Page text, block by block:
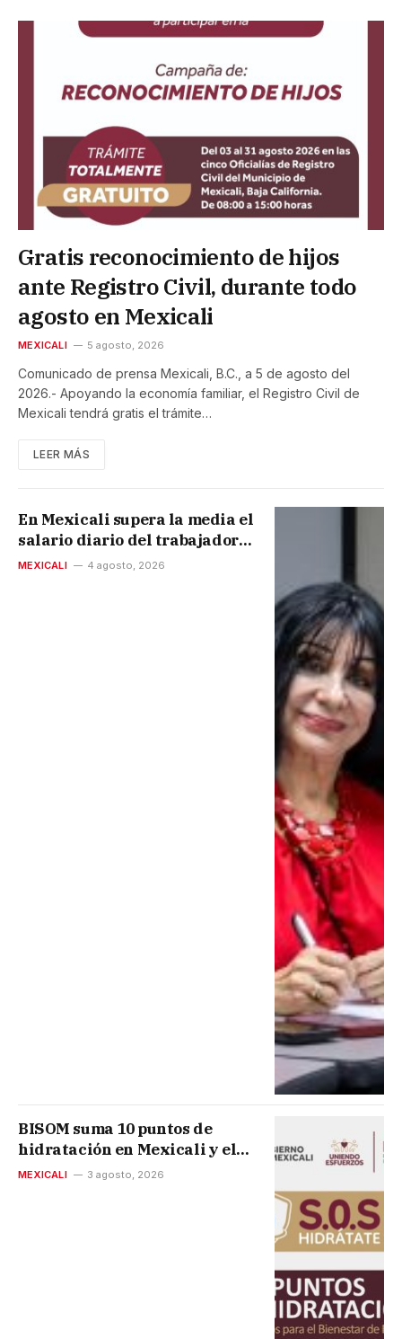
Gratis reconocimiento de hijos
ante Registro Civil, durante todo
agosto en Mexicali
MEXICALI 5 agosto, 2026
Comunicado de prensa Mexicali, B.C., a 5 de agosto del
2026.- Apoyando la economía familiar, el Registro Civil de
Mexicali tendrá gratis el trámite…
LEER MÁS
En Mexicali supera la media el
salario diario del trabajador
que es de 773 pesos
MEXICALI 4 agosto, 2026
BISOM suma 10 puntos de
hidratación en Mexicali y el
Valle
MEXICALI 3 agosto, 2026